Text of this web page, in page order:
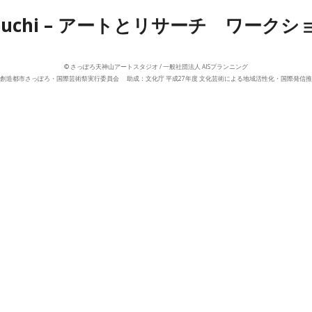
– アートとリサーチ ワークシ
© さっぽろ天神山アートスタジオ / 一般社団法人 AISプランニング
造都市さっぽろ・国際芸術祭実行委員会
助成：文化庁 平成27年度 文化芸術による地域活性化・国際発信